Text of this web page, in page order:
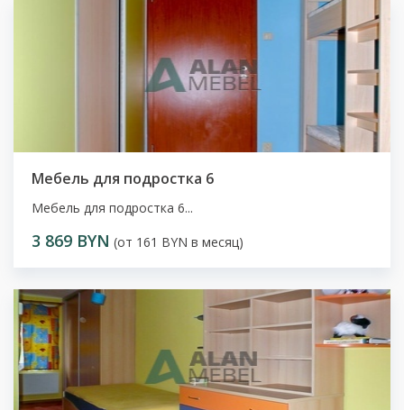
Мебель для подростка 6
Мебель для подростка 6...
3 869 BYN (от 161 BYN в месяц)